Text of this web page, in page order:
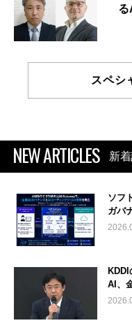
る
スペシ
NEW ARTICLES 新
ソフ
ガバ
AI、